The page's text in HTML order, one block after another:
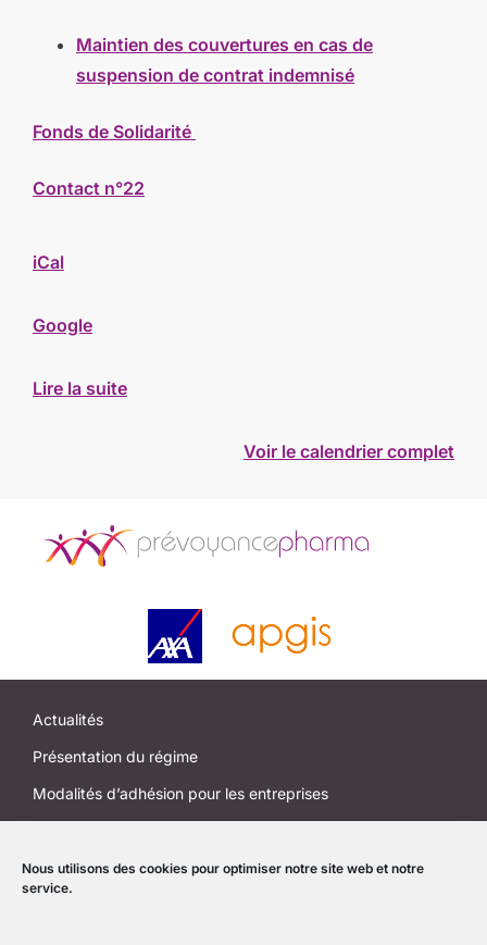
Nous utilisons des cookies pour optimiser notre site web et notre
service.
Maintien des couvertures en cas de
suspension de contrat indemnisé
Fonds de Solidarité
Contact n°22
iCal
Google
Lire la suite
Voir le calendrier complet
Actualités
Présentation du régime
Modalités d’adhésion pour les entreprises
J’EM ma santé